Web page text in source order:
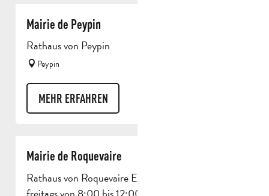
Mairie de Peypin
Rathaus von Peypin
Peypin
MEHR ERFAHREN
Mairie de Roquevaire
Rathaus von Roquevaire Empfang montags bis